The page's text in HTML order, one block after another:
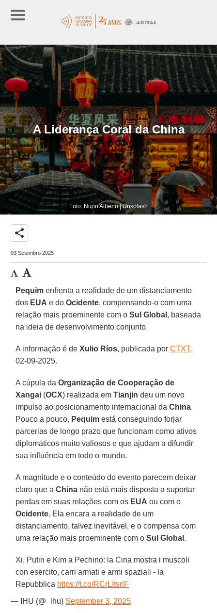
A Liderança Coral da China
Foto: Nuno Alberto | Unsplash
share
03 Setembro 2025
Pequim enfrenta a realidade de um distanciamento
dos EUA e doOcidente, compensando-o com uma
relação mais proeminente com oSul Global , baseada
na ideia de desenvolvimento conjunto.
A informação é deXulio Ríos, publicada porCTXT,
02-09-2025.
A cúpula daOrganização de Cooperação de
Xangai (OCX) realizada emTianjin deu um novo
impulso ao posicionamento internacional daChina.
Pouco a pouco, Pequim está conseguindo forjar
parcerias de longo prazo que funcionam como ativos
diplomáticos muito valiosos e que ajudam a difundir
sua influência em todo o mundo.
A magnitude e o conteúdo do evento parecem deixar
claro que aChina não está mais disposta a suportar
perdas em suas relações com os EUA ou com o
Ocidente. Ela encara a realidade de um
distanciamento, talvez inevitável, e o compensa com
uma relação mais proeminente com oSul Global .
Xi, Putin e Kim a Pechino: la Cina mostra i muscoli
con esercito, carri armati e armi spaziali - la
Repubblica https://t.co/RCrLItsrlF
— IHU (@_ihu) September 3, 2025